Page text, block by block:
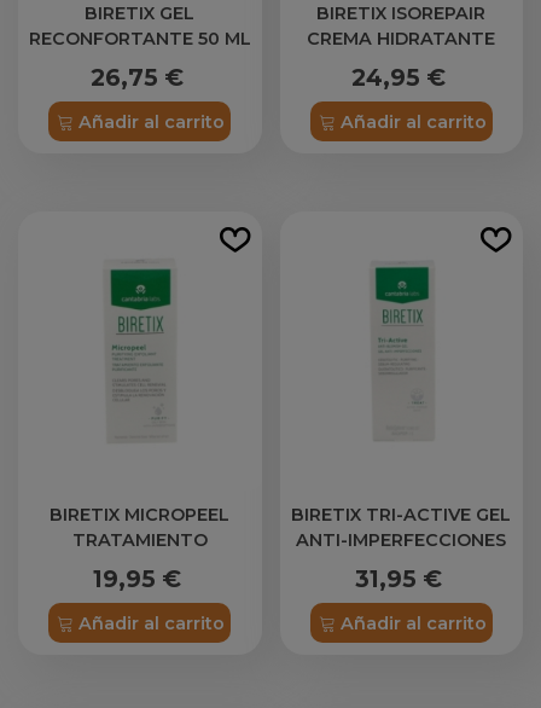
BIRETIX GEL
RECONFORTANTE 50 ML
26,75 €
Añadir al carrito
BIRETIX ISOREPAIR
CREMA HIDRATANTE
ENVASE 50 ML
24,95 €
Añadir al carrito
BIRETIX MICROPEEL
TRATAMIENTO
EXFOLIANTE
PURIFICANTE 1 ENVASE
50 ML
19,95 €
Añadir al carrito
BIRETIX TRI-ACTIVE GEL
ANTI-IMPERFECCIONES
50 ML
31,95 €
Añadir al carrito